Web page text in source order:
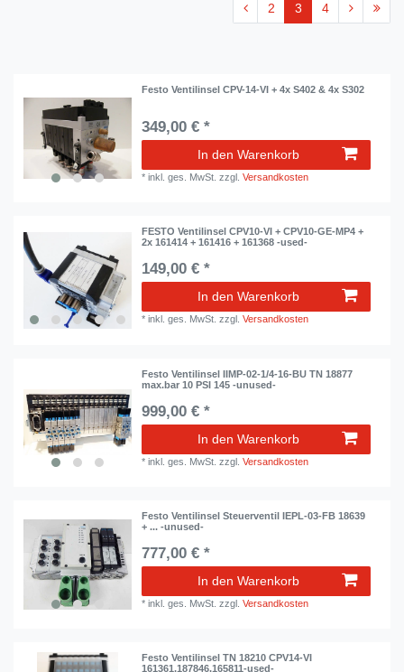
2 3 4
Festo Ventilinsel CPV-14-VI + 4x S402 & 4x S302
349,00 € *
In den Warenkorb
*inkl. ges. MwSt. zzgl.Versandkosten
FESTO Ventilinsel CPV10-VI + CPV10-GE-MP4 +
2x 161414 + 161416 + 161368 -used-
149,00 € *
In den Warenkorb
*inkl. ges. MwSt. zzgl.Versandkosten
Festo Ventilinsel IIMP-02-1/4-16-BU TN 18877
max.bar 10 PSI 145 -unused-
999,00 € *
In den Warenkorb
*inkl. ges. MwSt. zzgl.Versandkosten
Festo Ventilinsel Steuerventil IEPL-03-FB 18639
+ ... -unused-
777,00 € *
In den Warenkorb
*inkl. ges. MwSt. zzgl.Versandkosten
Festo Ventilinsel TN 18210 CPV14-VI
161361,187846,165811-used-